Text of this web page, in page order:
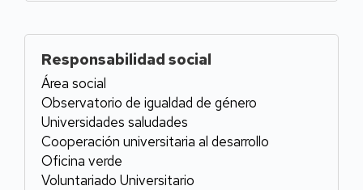
Responsabilidad social
Área social
Observatorio de igualdad de género
Universidades saludades
Cooperación universitaria al desarrollo
Oficina verde
Voluntariado Universitario